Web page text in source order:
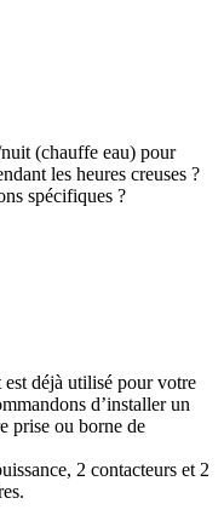
(chauffe eau) pour
les heures creuses ?
spécifiques ?
déjà utilisé pour votre
d’installer un
prise ou borne de
2 contacteurs et 2